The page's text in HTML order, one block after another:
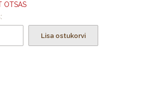
OTSAS
Lisa ostukorvi